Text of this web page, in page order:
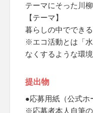
テーマにそった川柳
【テーマ】
暮らしの中ででき
※エコ活動とは「
なくするような環
提出物
●応募用紙（公式ホ
※応募者本人自筆